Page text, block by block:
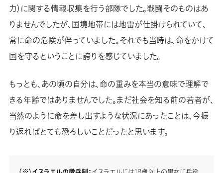
力）に関する情報収集を行う部隊でした。戦闘そのものはあ
りませんでしたが、国境地帯には地雷が仕掛けられていて、
常に命の危険が伴っていました。それでも当時は、命をかけて
国を守るということに誇りを感じていました。
もっとも、あの頃の自分は、命の重みを本当の意味で理解で
きる年齢ではありませんでした。まだ社会を知る前の若者が、
当然のように命を差し出すような状況にあったことは、今振
り返ればとても恐ろしいことだったと思います。